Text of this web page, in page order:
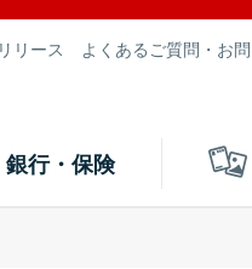
リース よくあるご質問・お
銀行・保険